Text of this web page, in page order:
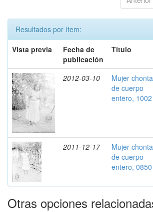
Resultados por ítem:
Vista previa
Fecha de
publicación
Título
2012-03-10
Mujer
de cuerpo
entero, 1002
2011-12-17
Mujer
de cuerpo
entero, 0850
Otras opciones